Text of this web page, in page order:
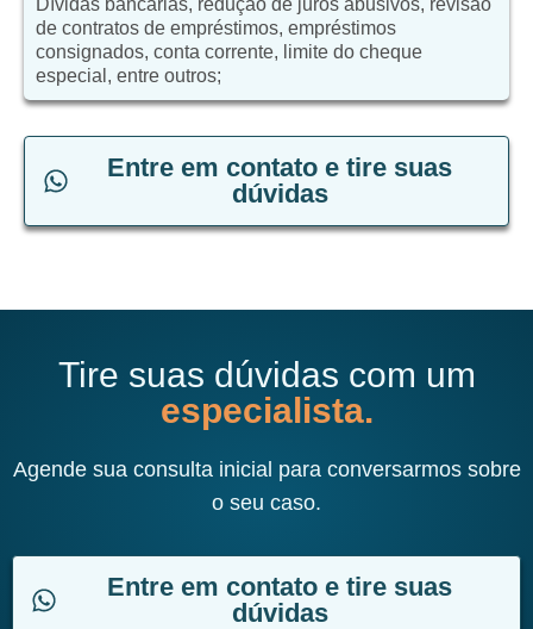
de contratos de empréstimos, empréstimos
consignados, conta corrente, limite do cheque
especial, entre outros;
Entre em contato e tire suas
dúvidas
Tire suas dúvidas com um
especialista.
Agende sua consulta inicial para conversarmos sobre
o seu caso.
Entre em contato e tire suas
dúvidas